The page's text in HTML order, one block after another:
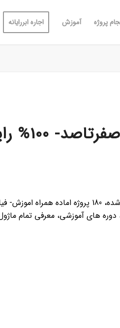
پروژه آموزش اجاره ابررایانه
صفرتاصد- 100% رایگان
منابع آموزشی اصلی به صورت ترجمه شده،
دوره های آموزشی، معرفی تمام